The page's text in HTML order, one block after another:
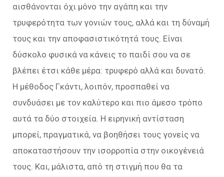
αισθάνονται όχι μόνο την αγάπη και την
τρυφερότητα των γονιών τους, αλλά και τη δύναμή
τους και την αποφασιστικότητά τους. Είναι
δύσκολο φυσικά να κάνεις το παιδί σου να σε
βλέπει έτσι κάθε μέρα: τρυφερό αλλά και δυνατό.
Η μέθοδος Γκάντι, λοιπόν, προσπαθεί να
συνδυάσει με τον καλύτερο και πιο άμεσο τρόπο
αυτά τα δύο στοιχεία. Η ειρηνική αντίσταση
μπορεί, πραγματικά, να βοηθήσει τους γονείς να
αποκαταστήσουν την ισορροπία στην οικογένειά
τους. Και, μάλιστα, από τη στιγμή που θα τα